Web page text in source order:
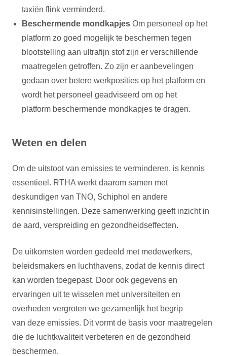
taxiën flink verminderd.
Beschermende mondkapjesOm personeel op het
platform zo goed mogelijk te beschermen tegen
blootstelling aan ultrafijn stof zijn er verschillende
maatregelen getroffen. Zo zijn er aanbevelingen
gedaan over betere werkposities op het platform en
wordt het personeel geadviseerd om op het
platform beschermende mondkapjes te dragen.
Weten en delen
Om de uitstoot van emissies te verminderen, is kennis
essentieel. RTHA werkt daarom samen met
deskundigen van TNO, Schiphol en andere
kennisinstellingen. Deze samenwerking geeft inzicht in
de aard, verspreiding en gezondheidseffecten.
De uitkomsten worden gedeeld met medewerkers,
beleidsmakers en luchthavens, zodat de kennis direct
kan worden toegepast. Door ook gegevens en
ervaringen uit te wisselen met universiteiten en
overheden vergroten we gezamenlijk het begrip
van deze emissies. Dit vormt de basis voor maatregelen
die de luchtkwaliteit verbeteren en de gezondheid
beschermen.